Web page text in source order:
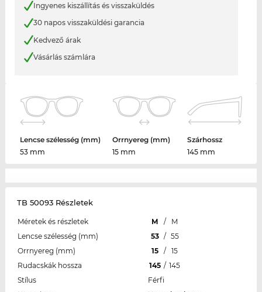
Ingyenes kiszállítás és visszaküldés
30 napos visszaküldési garancia
Kedvező árak
Vásárlás számlára
Lencse szélesség (mm)
53 mm
Orrnyereg (mm)
15 mm
Szárhossz
145 mm
TB 50093 Részletek
Méretek és részletek M /
M
Lencse szélesség (mm)
53 / 55
Orrnyereg (mm)
15 /
15
Rudacskák hossza
145 / 145
Stílus
Férfi